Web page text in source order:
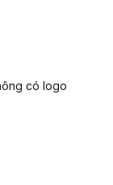
có logo